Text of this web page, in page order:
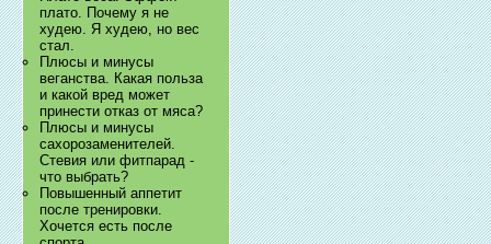
плато. Почему я не
худею. Я худею, но вес
стал.
Плюсы и минусы
веганства. Какая польза
и какой вред может
принести отказ от мяса?
Плюсы и минусы
сахорозаменителей.
Стевия или фитпарад -
что выбрать?
Повышенный аппетит
после тренировки.
Хочется есть после